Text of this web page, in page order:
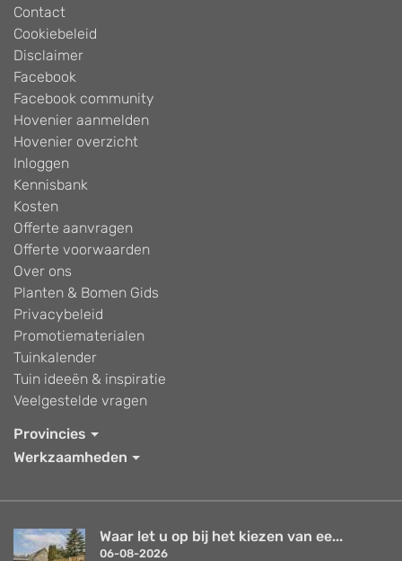
Contact
Cookiebeleid
Disclaimer
Facebook
Facebook community
Hovenier aanmelden
Hovenier overzicht
Inloggen
Kennisbank
Kosten
Offerte aanvragen
Offerte voorwaarden
Over ons
Planten & Bomen Gids
Privacybeleid
Promotiematerialen
Tuinkalender
Tuin ideeën & inspiratie
Veelgestelde vragen
Provincies
Werkzaamheden
Waar let u op bij het kiezen van ee...
06-08-2026